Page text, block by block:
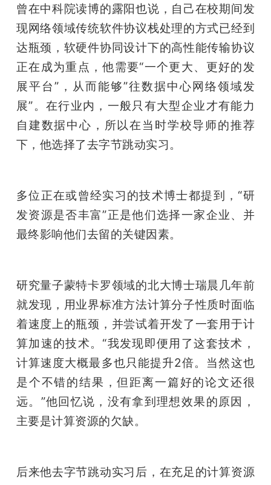
曾在中科院读博的露阳也说，自己在校期间发
现网络领域传统软件协议栈处理的方式已经到
达瓶颈，软硬件协同设计下的高性能传输协议
正在成为重点，他需要“一个更大、更好的发
展平台”，从而能够”往数据中心网络领域发
展”。在行业内，一般只有大型企业才有能力
自建数据中心，所以在当时学校导师的推荐
下，他选择了去字节跳动实习。
多位正在或曾经实习的技术博士都提到，“研
发资源是否丰富”正是他们选择一家企业、并
最终影响他们去留的关键因素。
研究量子蒙特卡罗领域的北大博士瑞晨几年前
就发现，用业界标准方法计算分子性质时面临
着速度上的瓶颈，并尝试着开发了一套用于计
算加速的技术。“我发现即便用了这套技术，
计算速度大概最多也只能提升2倍。当然这也
是个不错的结果，但距离一篇好的论文还很
远。”他回忆说，没有拿到理想效果的原因，
主要是计算资源的欠缺。
后来他去字节跳动实习后，在充足的计算资源